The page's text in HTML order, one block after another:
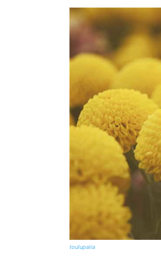
toulupalia